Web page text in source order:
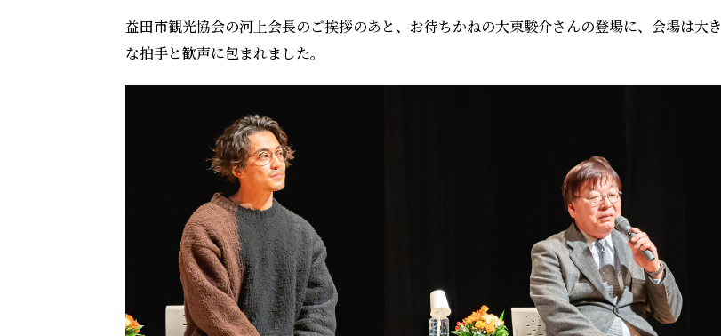
益田市観光協会の河上会長のご挨拶のあと、お待ちかねの大東駿介さんの登場に、会場は大き
な拍手と歓声に包まれました。